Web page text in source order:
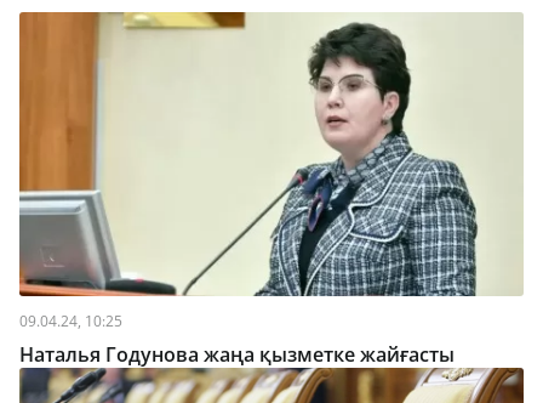
09.04.24, 10:25
Наталья Годунова жаңа қызметке жайғасты